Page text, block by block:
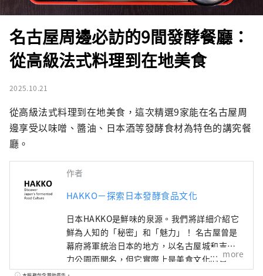
名古屋周邊必訪的9間發酵餐廳：
從高級法式料理到在地美食
2025.10.21
從高級法式料理到在地美食，這次精選9家能在名古屋周
邊享受以味噌、醬油、日本酒等發酵食材為特色的講究餐
廳。
作者
HAKKO－探索日本發酵食品文化
日本HAKKO是鮮味的泉源。我們將詳細介紹它
鮮為人知的「秘密」和「魅力」！ 名古屋曾是
幕府將軍統治日本的地方，以名古屋城和吉卜
力公園而聞名，但它實際上是美食文化的寶
庫，孕育了“鮮味”，即日本料理的精髓。 ■
more